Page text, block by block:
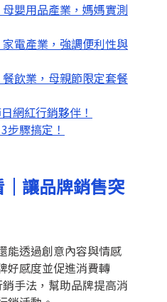
嬰用品產業，媽媽實測
電產業，強調便利性與
飲業，母親節限定套餐
網紅行銷夥伴！
步驟搞定！
讓品牌銷售突
能透過創意內容與情感
好感度並促進消費轉
手法，幫助品牌提高消